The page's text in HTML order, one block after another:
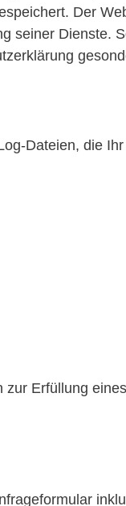
Der
seiner Dienste.
Dateien, die
Erfüllung